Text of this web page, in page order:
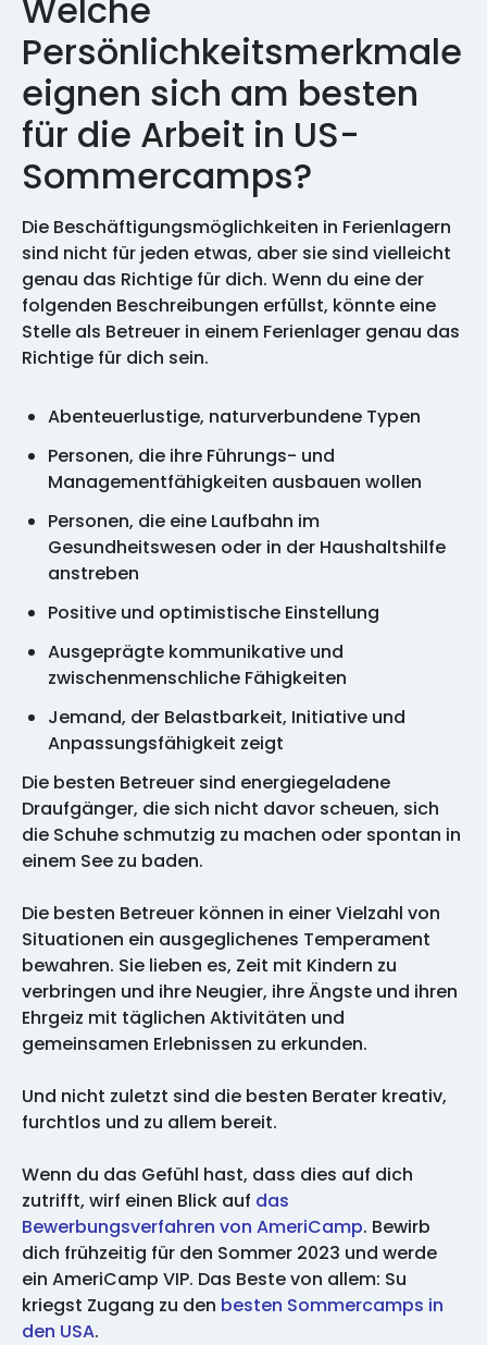
Welche
Persönlichkeitsmerkmale
eignen sich am besten
für die Arbeit in US-
Sommercamps?
Die Beschäftigungsmöglichkeiten in Ferienlagern
sind nicht für jeden etwas, aber sie sind vielleicht
genau das Richtige für dich. Wenn du eine der
folgenden Beschreibungen erfüllst, könnte eine
Stelle als Betreuer in einem Ferienlager genau das
Richtige für dich sein.
Abenteuerlustige, naturverbundene Typen
Personen, die ihre Führungs- und
Managementfähigkeiten ausbauen wollen
Personen, die eine Laufbahn im
Gesundheitswesen oder in der Haushaltshilfe
anstreben
Positive und optimistische Einstellung
Ausgeprägte kommunikative und
zwischenmenschliche Fähigkeiten
Jemand, der Belastbarkeit, Initiative und
Anpassungsfähigkeit zeigt
Die besten Betreuer sind energiegeladene
Draufgänger, die sich nicht davor scheuen, sich
die Schuhe schmutzig zu machen oder spontan in
einem See zu baden.
Die besten Betreuer können in einer Vielzahl von
Situationen ein ausgeglichenes Temperament
bewahren. Sie lieben es, Zeit mit Kindern zu
verbringen und ihre Neugier, ihre Ängste und ihren
Ehrgeiz mit täglichen Aktivitäten und
gemeinsamen Erlebnissen zu erkunden.
Und nicht zuletzt sind die besten Berater kreativ,
furchtlos und zu allem bereit.
Wenn du das Gefühl hast, dass dies auf dich
zutrifft, wirf einen Blick auf das
Bewerbungsverfahren von AmeriCamp. Bewirb
dich frühzeitig für den Sommer 2023 und werde
ein AmeriCamp VIP. Das Beste von allem: Su
kriegst Zugang zu den besten Sommercamps in
den USA.